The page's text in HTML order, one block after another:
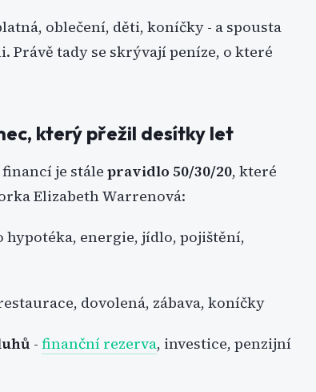
oblečení, děti, koníčky - a spousta
Právě tady se skrývají peníze, o které
který přežil desítky let
je stálepravidlo 50/30/20, které
Elizabeth Warrenová:
hypotéka, energie, jídlo, pojištění,
dovolená, zábava, koníčky
- finanční rezerva, investice, penzijní